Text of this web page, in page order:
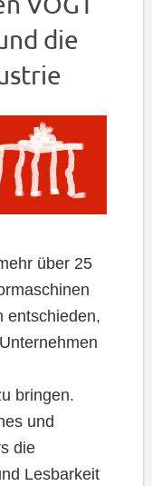
die
über 25
entschieden,
bringen.
und
die
Lesbarkeit